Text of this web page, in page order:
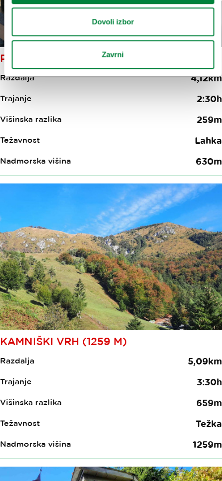
Dovoli izbor
Zavrni
POLŽEVO (630 M)
Razdalja 4,12km
Trajanje 2:30h
Višinska razlika 259m
Težavnost Lahka
Nadmorska višina 630m
KAMNIŠKI VRH (1259 M)
Razdalja 5,09km
Trajanje 3:30h
Višinska razlika 659m
Težavnost Težka
Nadmorska višina 1259m